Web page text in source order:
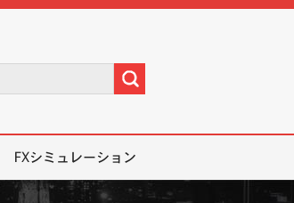
FXシミュレーション